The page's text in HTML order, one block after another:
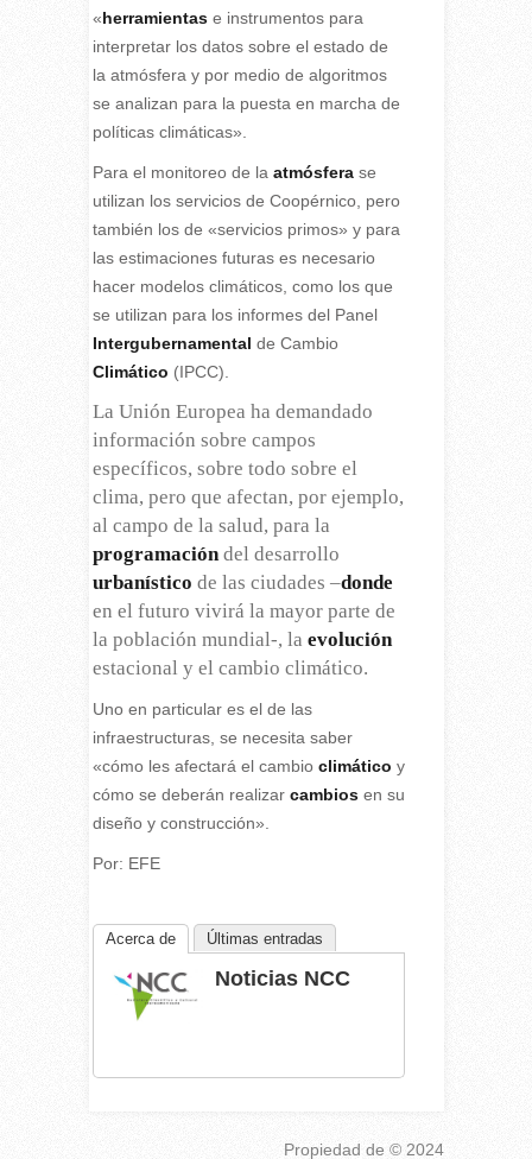
«herramientase instrumentos para
interpretar los datos sobre el estado de
la atmósfera y por medio de algoritmos
se analizan para la puesta en marcha de
políticas climáticas».
Para el monitoreo de la atmósferase
utilizan los servicios de Coopérnico, pero
también los de «servicios primos» y para
las estimaciones futuras es necesario
hacer modelos climáticos, como los que
se utilizan para los informes del Panel
Intergubernamental de Cambio
Climático (IPCC).
La Unión Europea ha demandado
información sobre campos
específicos, sobre todo sobre el
clima, pero que afectan, por ejemplo,
al campo de la salud, para la
programacióndel desarrollo
urbanístico de las ciudades –donde
en el futuro vivirá la mayor parte de
la población mundial-, la evolución
estacional y el cambio climático.
Uno en particular es el de las
infraestructuras, se necesita saber
«cómo les afectará el cambio climático y
cómo se deberán realizar cambiosen su
diseño y construcción».
Por: EFE
Acerca de Últimas entradas
Noticias NCC
Propiedad de © 2024